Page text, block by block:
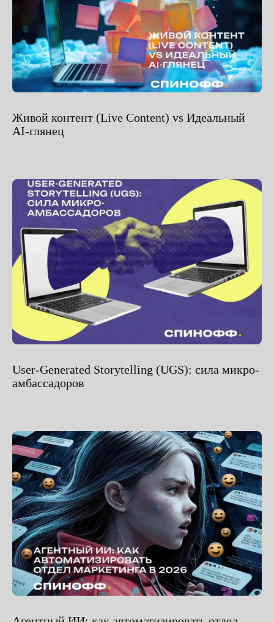
Живой контент (Live Content) vs Идеальный
AI-глянец
User-Generated Storytelling (UGS): сила микро-
амбассадоров